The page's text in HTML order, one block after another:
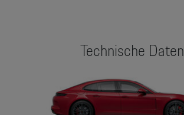
Technische Daten